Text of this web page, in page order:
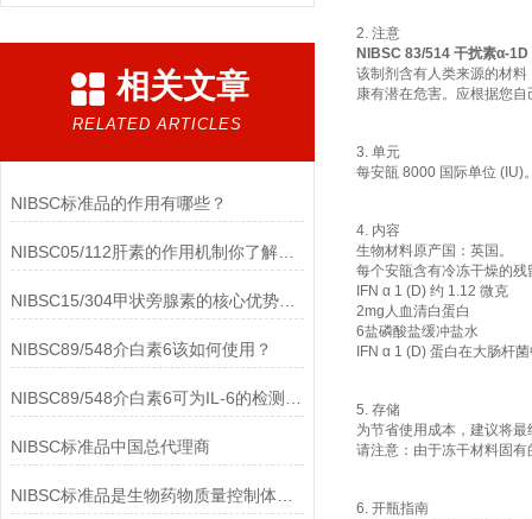
相关文章
RELATED ARTICLES
NIBSC标准品的作用有哪些？
NIBSC05/112肝素的作用机制你了解多少？
NIBSC15/304甲状旁腺素的核心优势有哪些？
NIBSC89/548介白素6该如何使用？
NIBSC标准品中国总代理商
NIBSC标准品是生物药物质量控制体系中的基础工具
2. 注意
NIBSC 83/514 干扰素α-1D
该制剂含有人类来源的材
康有潜在危害。应根据您
3. 单元
每安瓿 8000 国际单位 (IU)
4. 内容
生物材料原产国：英国。
每个安瓿含有冷冻干燥的
IFN α 1 (D) 约 1.12 微克
2mg人血清白蛋白
6盐磷酸盐缓冲盐水
IFN α 1 (D) 蛋白在大肠杆
5. 存储
为节省使用成本，建议将
请注意：由于冻干材料固
6. 开瓶指南